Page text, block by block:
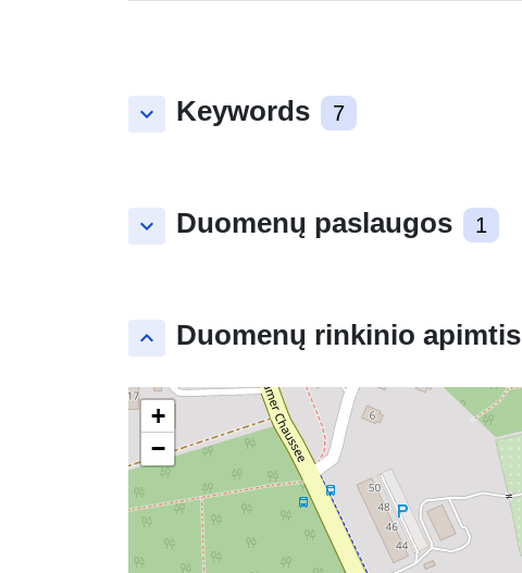
keyboard_arrow_down Keywords 7
keyboard_arrow_down Duomenų paslaugos 1
keyboard_arrow_up Duomenų rinkinio apimtis
+
−